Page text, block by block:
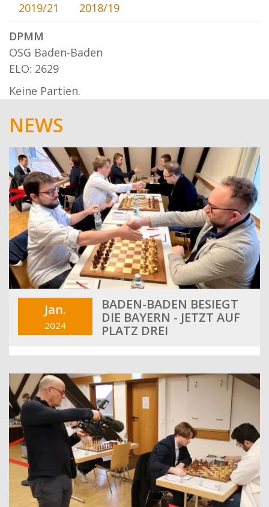
2019/21
2018/19
DPMM
OSG Baden-Baden
ELO: 2629
Keine Partien.
NEWS
Jan.
2024
BADEN-BADEN BESIEGT
DIE BAYERN - JETZT AUF
PLATZ DREI